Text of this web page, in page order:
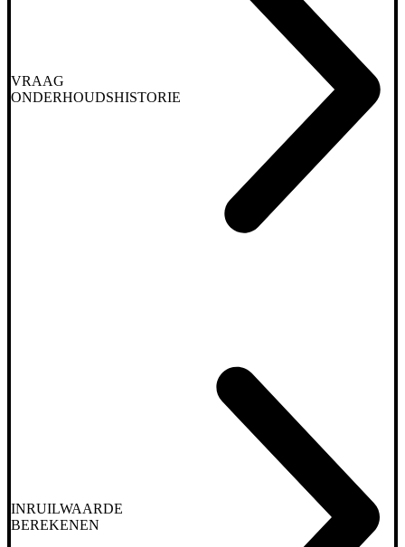
VRAAG
ONDERHOUDSHISTORIE
INRUILWAARDE
BEREKENEN